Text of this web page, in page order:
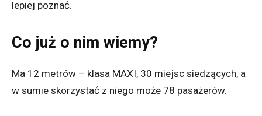
lepiej poznać.
Co już o nim wiemy?
Ma 12 metrów – klasa MAXI, 30 miejsc siedzących, a
w sumie skorzystać z niego może 78 pasażerów.